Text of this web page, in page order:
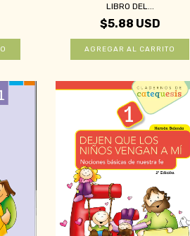
LIBRO DEL...
$5.88 USD